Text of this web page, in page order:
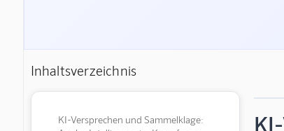
Inhaltsverzeichnis
KI-Versprechen und Sammelklage: